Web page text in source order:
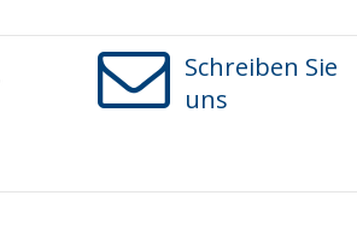
Schreiben Sie
uns